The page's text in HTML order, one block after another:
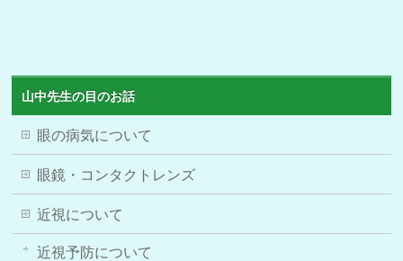
山中先生の目のお話
眼の病気について
眼鏡・コンタクトレンズ
近視について
近視予防について